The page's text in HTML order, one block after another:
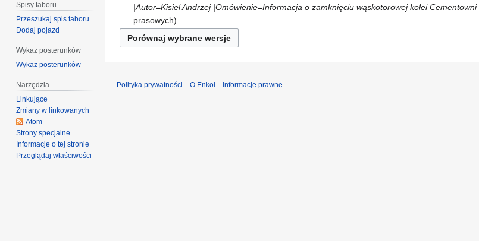
|Autor=Kisiel Andrzej |Omówienie=Informacja o zamknięciu wąskotorowej kolei
prasowych
Spisy taboru
Przeszukaj spis taboru
Dodaj pojazd
Wykaz posterunków
Wykaz posterunków
Narzędzia
Linkujące
Zmiany w linkowanych
Atom
Strony specjalne
Informacje o tej stronie
Przeglądaj właściwości
Polityka prywatności O Enkol Informacje prawne